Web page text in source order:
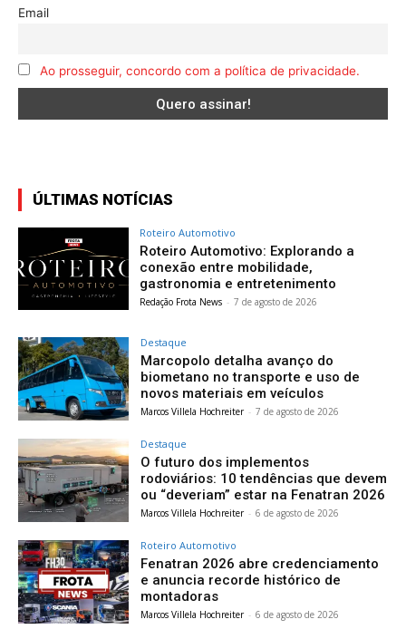
Email
Ao prosseguir, concordo com a política de privacidade.
ÚLTIMAS NOTÍCIAS
Roteiro Automotivo
Roteiro Automotivo: Explorando a
conexão entre mobilidade,
gastronomia e entretenimento
Redação Frota News - 7 de agosto de 2026
Destaque
Marcopolo detalha avanço do
biometano no transporte e uso de
novos materiais em veículos
Marcos Villela Hochreiter - 7 de agosto de 2026
Destaque
O futuro dos implementos
rodoviários: 10 tendências que devem
ou “deveriam” estar na Fenatran 2026
Marcos Villela Hochreiter - 6 de agosto de 2026
Roteiro Automotivo
Fenatran 2026 abre credenciamento
e anuncia recorde histórico de
montadoras
Marcos Villela Hochreiter - 6 de agosto de 2026